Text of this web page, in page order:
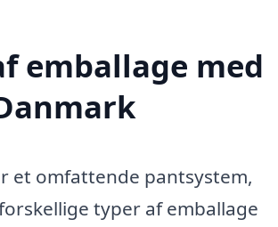
emballage med
et omfattende pantsystem,
typer af emballage